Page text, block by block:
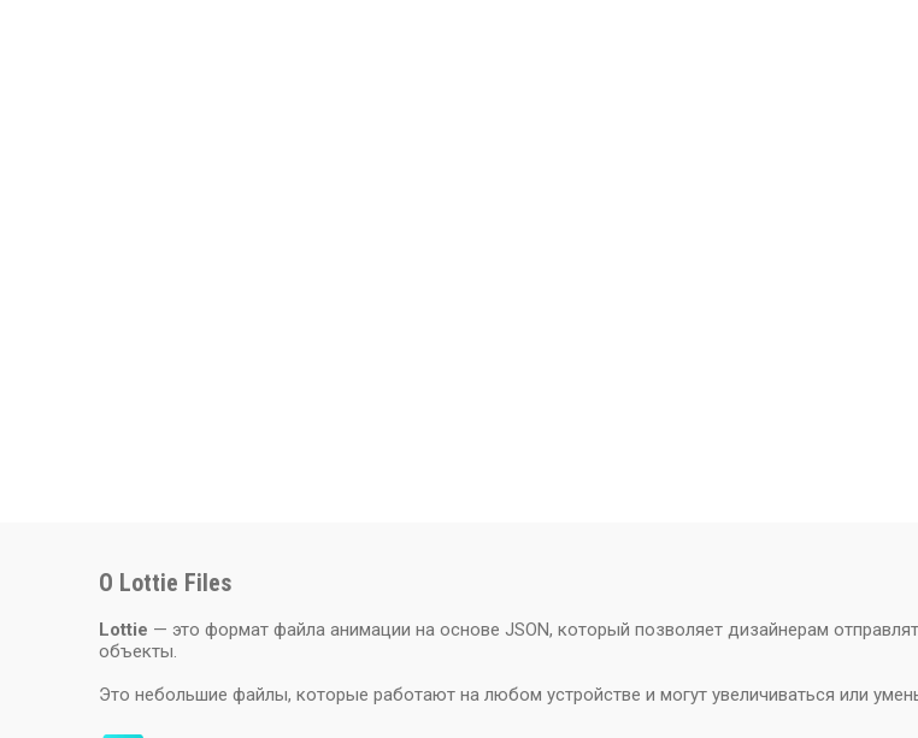
О Lottie Files
Lottie — это формат файла анимации на основе JSON, который позволяет дизайнерам
объекты.
Это небольшие файлы, которые работают на любом устройстве и могут увеличиваться или